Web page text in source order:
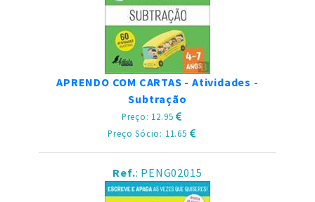
APRENDO COM CARTAS - Atividades -
Subtração
Preço: 12.95
Preço Sócio: 11.65
Ref.: PENG02015